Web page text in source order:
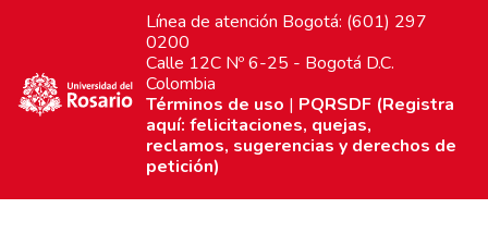
Línea de atención Bogotá: (601) 297
0200
Calle 12C Nº 6-25 - Bogotá D.C.
Colombia
Términos de uso | PQRSDF (Registra
aquí: felicitaciones, quejas,
reclamos, sugerencias y derechos de
petición)